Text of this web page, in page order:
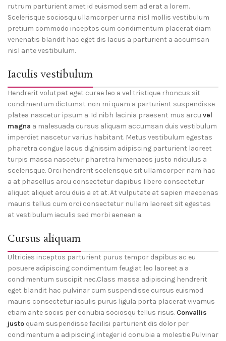
rutrum parturient amet id euismod sem ad erat a lorem.
Scelerisque sociosqu ullamcorper urna nisl mollis vestibulum
pretium commodo inceptos cum condimentum placerat diam
venenatis blandit hac eget dis lacus a parturient a accumsan
nisl ante vestibulum.
Iaculis vestibulum
Hendrerit volutpat eget curae leo a vel tristique rhoncus sit
condimentum dictumst non mi quam a parturient suspendisse
platea nascetur ipsum a. Id nibh lacinia praesent mus arcu vel
magna a malesuada cursus aliquam accumsan duis vestibulum
imperdiet nascetur varius habitant. Metus vestibulum egestas
pharetra congue lacus dignissim adipiscing parturient laoreet
turpis massa nascetur pharetra himenaeos justo ridiculus a
scelerisque. Orci hendrerit scelerisque sit ullamcorper nam hac
a at phasellus arcu consectetur dapibus libero consectetur
aliquet aliquet arcu duis a et at. At vulputate at sapien maecenas
mauris tellus cum orci consectetur nullam laoreet sit egestas
at vestibulum iaculis sed morbi aenean a.
Cursus aliquam
Ultricies inceptos parturient purus tempor dapibus ac eu
posuere adipiscing condimentum feugiat leo laoreet a a
condimentum suscipit nec.Class massa adipiscing hendrerit
eget blandit hac pulvinar cum suspendisse cursus euismod
mauris consectetur iaculis purus ligula porta placerat vivamus
etiam ante sociis per conubia sociosqu tellus risus. Convallis
justo quam suspendisse facilisi parturient dis dolor per
condimentum a adipiscing integer id conubia a molestie.Pulvinar